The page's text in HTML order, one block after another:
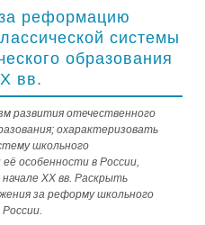
реформацию
системы
образования
вв.
развития отечественного
охарактеризовать
школьного
особенности в России,
ХХ вв. Раскрыть
за реформу школьного